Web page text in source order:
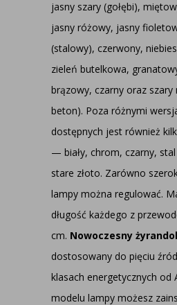
jasny szary (gołębi),
jasny różowy, jasny
(stalowy), czerwony,
zieleń butelkowa,
brązowy, czarny oraz szary
beton). Poza różnymi
dostępnych jest również
— biały, chrom, czarny,
stare złoto. Zarówno
lampy można regulować.
długość każdego z
cm. Nowoczesny
dostosowany do pięciu
klasach energetycznych od
modelu lampy możesz